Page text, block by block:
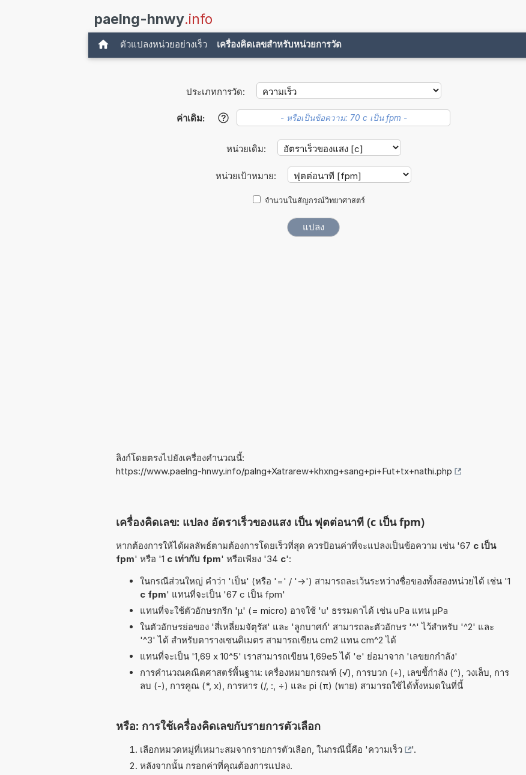
paelng-hnwy.info
ตัวแปลงหน่วยอย่างเร็ว เครื่องคิดเลขสำหรับหน่วยการวัด
ประเภทการวัด:
ค่าเดิม: ?
หน่วยเดิม:
หน่วยเป้าหมาย:
จำนวนในสัญกรณ์วิทยาศาสตร์
ลิงก์โดยตรงไปยังเครื่องคำนวณนี้:
https://www.paelng-hnwy.info/palng+Xatrarew+khxng+sang+pi+Fut+tx+nathi.php
เครื่องคิดเลข: แปลง อัตราเร็วของแสง เป็น ฟุตต่อนาที (c เป็น fpm)
หากต้องการให้ได้ผลลัพธ์ตามต้องการโดยเร็วที่สุด ควรป้อนค่าที่จะแปลงเป็นข้อความ เช่น '67 c เป็น
fpm' หรือ '1 c เท่ากับ fpm' หรือเพียง '34 c':
ในกรณีส่วนใหญ่ คำว่า 'เป็น' (หรือ '=' / '->') สามารถละเว้นระหว่างชื่อของทั้งสองหน่วยได้ เช่น '1
c fpm' แทนที่จะเป็น '67 c เป็น fpm'
แทนที่จะใช้ตัวอักษรกรีก 'µ' (= micro) อาจใช้ 'u' ธรรมดาได้ เช่น uPa แทน µPa
ในตัวอักษรย่อของ 'สี่เหลี่ยมจัตุรัส' และ 'ลูกบาศก์' สามารถละตัวอักษร '^' ไว้สำหรับ '^2' และ
'^3' ได้ สำหรับตารางเซนติเมตร สามารถเขียน cm2 แทน cm^2 ได้
แทนที่จะเป็น '1,69 x 10^5' เราสามารถเขียน 1,69e5 ได้ 'e' ย่อมาจาก 'เลขยกกำลัง'
การคำนวณคณิตศาสตร์พื้นฐาน: เครื่องหมายกรณฑ์ (√), การบวก (+), เลขชี้กำลัง (^), วงเล็บ, การ
ลบ (-), การคูณ (*, x), การหาร (/, :, ÷) และ pi (π) (พาย) สามารถใช้ได้ทั้งหมดในที่นี้
หรือ: การใช้เครื่องคิดเลขกับรายการตัวเลือก
เลือกหมวดหมู่ที่เหมาะสมจากรายการตัวเลือก, ในกรณีนี้คือ 'ความเร็ว
'.
หลังจากนั้น กรอกค่าที่คุณต้องการแปลง.